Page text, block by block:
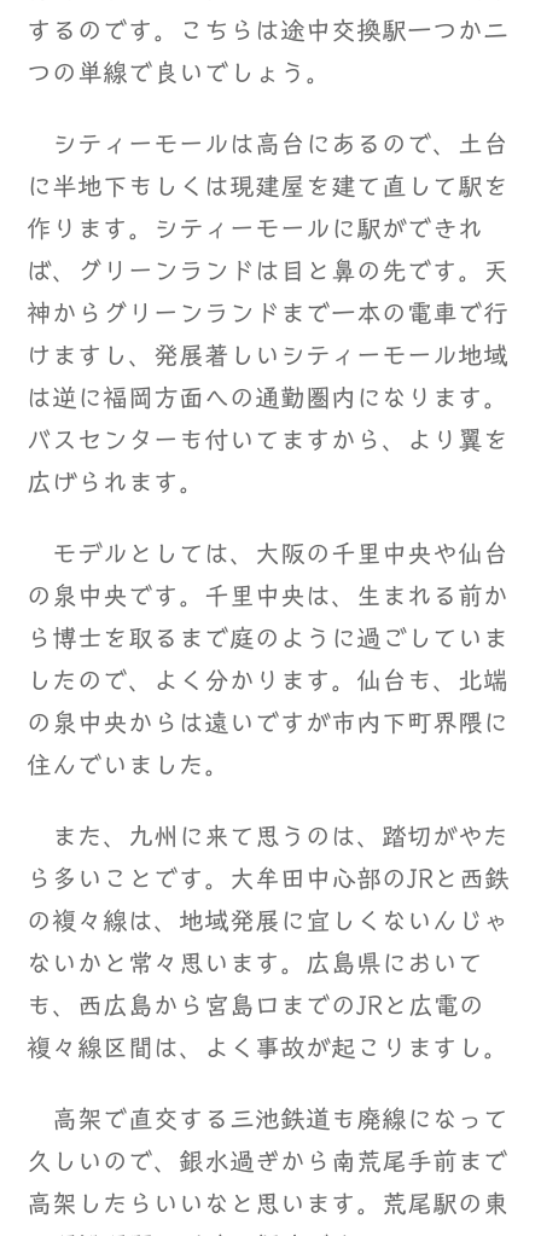
するのです。こちらは途中交換駅一つか二
つの単線で良いでしょう。
シティーモールは高台にあるので、土台
に半地下もしくは現建屋を建て直して駅を
作ります。シティーモールに駅ができれ
ば、グリーンランドは目と鼻の先です。天
神からグリーンランドまで一本の電車で行
けますし、発展著しいシティーモール地域
は逆に福岡方面への通勤圏内になります。
バスセンターも付いてますから、より翼を
広げられます。
モデルとしては、大阪の千里中央や仙台
の泉中央です。千里中央は、生まれる前か
ら博士を取るまで庭のように過ごしていま
したので、よく分かります。仙台も、北端
の泉中央からは遠いですが市内下町界隈に
住んでいました。
また、九州に来て思うのは、踏切がやた
ら多いことです。大牟田中心部のJRと西鉄
の複々線は、地域発展に宜しくないんじゃ
ないかと常々思います。広島県において
も、西広島から宮島口までのJRと広電の
複々線区間は、よく事故が起こりますし。
高架で直交する三池鉄道も廃線になって
久しいので、銀水過ぎから南荒尾手前まで
高架したらいいなと思います。荒尾駅の東